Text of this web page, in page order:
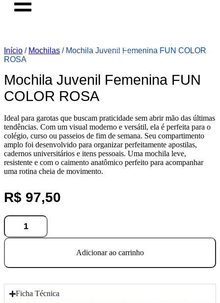
Início / Mochilas / Mochila Juvenil Femenina FUN COLOR
ROSA
Mochila Juvenil Femenina FUN
COLOR ROSA
Ideal para garotas que buscam praticidade sem abrir mão das últimas
tendências. Com um visual moderno e versátil, ela é perfeita para o
colégio, curso ou passeios de fim de semana. Seu compartimento
amplo foi desenvolvido para organizar perfeitamente apostilas,
cadernos universitários e itens pessoais. Uma mochila leve,
resistente e com o caimento anatômico perfeito para acompanhar
uma rotina cheia de movimento.
R$ 97,50
Mochila
Juvenil
Femenina
ROSA
Adicionar ao carrinho
Ficha Técnica